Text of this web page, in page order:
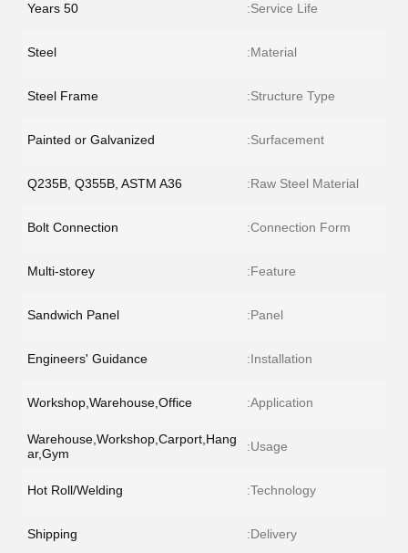
Service Life:
50 Years
Material:
Steel
Structure Type:
Steel Frame
Surfacement:
Painted or Galvanized
Raw Steel Material:
Q235B, Q355B, ASTM A36
Connection Form:
Bolt Connection
Feature:
Multi-storey
Panel:
Sandwich Panel
Installation:
Engineers' Guidance
Application:
Workshop,Warehouse,Office
Usage:
Warehouse,Workshop,Carport,Hang
ar,Gym
Technology:
Hot Roll/Welding
Delivery:
Shipping